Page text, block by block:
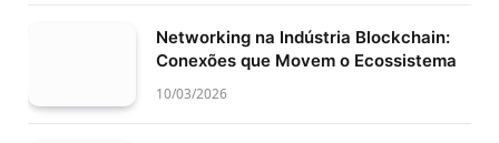
Networking na Indústria Blockchain:
Conexões que Movem o Ecossistema
10/03/2026